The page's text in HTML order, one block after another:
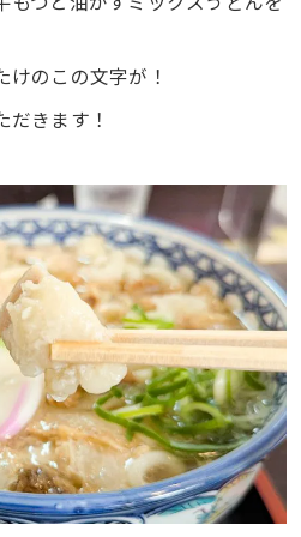
けのこの文字が！
きます！